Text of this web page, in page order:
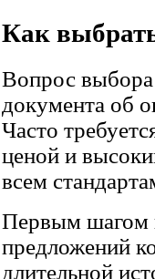
Как
Вопрос выбора
документа об
Часто
ценой и
всем
Первым шагом
предложений
длительной